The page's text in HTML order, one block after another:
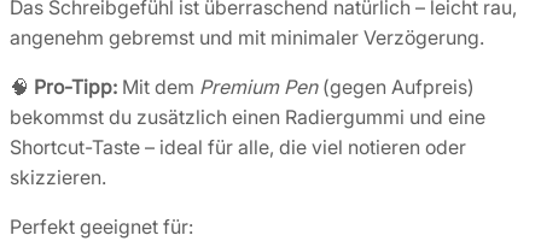
Das Schreibgefühl ist überraschend natürlich – leicht rau,
angenehm gebremst und mit minimaler Verzögerung.
🧠 Pro-Tipp: Mit dem Premium Pen(gegen Aufpreis)
bekommst du zusätzlich einen Radiergummi und eine
Shortcut-Taste – ideal für alle, die viel notieren oder
skizzieren.
Perfekt geeignet für: